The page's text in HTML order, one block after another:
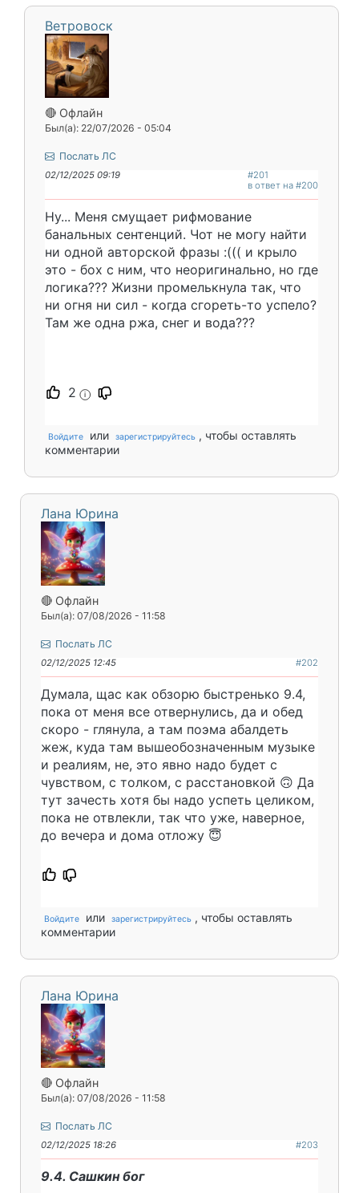
Ветровоск
🔴 Офлайн
Был(а): 22/07/2026 - 05:04
Послать ЛС
02/12/2025 09:19
#201
в ответ на #200
Ну... Меня смущает рифмование
банальных сентенций. Чот не могу найти
ни одной авторской фразы :((( и крыло
это - бох с ним, что неоригинально, но где
логика??? Жизни промелькнула так, что
ни огня ни сил - когда сгореть-то успело?
Там же одна ржа, снег и вода???
2 i
Войдите или зарегистрируйтесь , чтобы оставлять
комментарии
Лана Юрина
🔴 Офлайн
Был(а): 07/08/2026 - 11:58
Послать ЛС
02/12/2025 12:45 #202
Думала, щас как обзорю быстренько 9.4,
пока от меня все отвернулись, да и обед
скоро - глянула, а там поэма абалдеть
жеж, куда там вышеобозначенным музыке
и реалиям, не, это явно надо будет с
чувством, с толком, с расстановкой 🙃 Да
тут зачесть хотя бы надо успеть целиком,
пока не отвлекли, так что уже, наверное,
до вечера и дома отложу 😇
Войдите или зарегистрируйтесь , чтобы оставлять
комментарии
Лана Юрина
🔴 Офлайн
Был(а): 07/08/2026 - 11:58
Послать ЛС
02/12/2025 18:26 #203
9.4. Сашкин бог